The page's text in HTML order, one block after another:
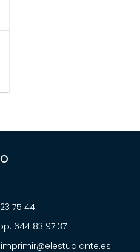
75 44
644 83 97 37
imprimir@elestudiante.es